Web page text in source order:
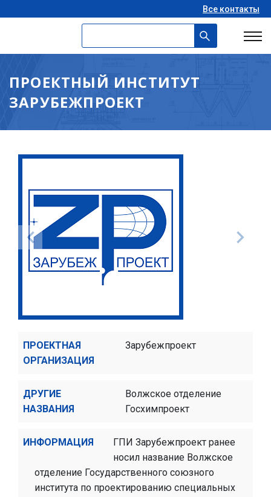
Все контакты
ПРОЕКТНЫЙ ИНСТИТУТ
ЗАРУБЕЖПРОЕКТ
ПРОЕКТНАЯ
ОРГАНИЗАЦИЯ
Зарубежпроект
ДРУГИЕ
НАЗВАНИЯ
Волжское отделение
Госхимпроект
ИНФОРМАЦИЯ
ГПИ Зарубежпроект ранее
носил название Волжское
отделение Государственного союзного
института по проектированию специальных